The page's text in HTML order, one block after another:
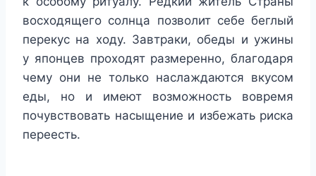
восходящего солнца позволит себе беглый
перекус на ходу. Завтраки, обеды и ужины
у японцев проходят размеренно, благодаря
чему они не только наслаждаются вкусом
еды, но и имеют возможность вовремя
почувствовать насыщение и избежать риска
переесть.